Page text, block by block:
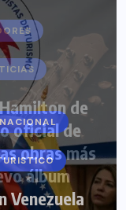
Venezuela